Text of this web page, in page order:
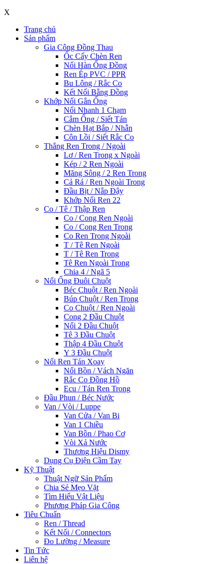
X
Trang chủ
Sản phẩm
Gia Công Đồng Thau
Ốc Cấy Chèn Ren
Nối Hàn Ống Đồng
Ren Ép PVC / PPR
Bu Lông / Rắc Co
Kết Nối Bằng Đồng
Khớp Nối Gắn Ống
Nối Nhanh 1 Chạm
Cắm Ống / Siết Tán
Chèn Hạt Bắp / Nhẫn
Côn Lồi / Siết Rắc Co
Thẳng Ren Trong / Ngoài
Lơ / Ren Trong x Ngoài
Kép / 2 Ren Ngoài
Măng Sông / 2 Ren Trong
Cả Rá / Ren Ngoài Trong
Đầu Bịt / Nắp Đậy
Khớp Nối Ren 22
Co / Tê / Thập Ren
Co / Cong Ren Ngoài
Co / Cong Ren Trong
Co Ren Trong Ngoài
T / Tê Ren Ngoài
T / Tê Ren Trong
Tê Ren Ngoài Trong
Chia 4 / Ngã 5
Nối Ống Đuôi Chuột
Béc Chuột / Ren Ngoài
Búp Chuột / Ren Trong
Co Chuột / Ren Ngoài
Cong 2 Đầu Chuột
Nối 2 Đầu Chuột
Tê 3 Đầu Chuột
Thập 4 Đầu Chuột
Y 3 Đầu Chuột
Nối Ren Tán Xoay
Nối Bồn / Vách Ngăn
Rắc Co Đồng Hồ
Ecu / Tán Ren Trong
Đầu Phun / Béc Nước
Van / Vòi / Luppe
Van Cửa / Van Bi
Van 1 Chiều
Van Bồn / Phao Cơ
Vòi Xả Nước
Thương Hiệu Dismy
Dụng Cụ Điện Cầm Tay
Kỹ Thuật
Thuật Ngữ Sản Phẩm
Chia Sẻ Mẹo Vặt
Tìm Hiểu Vật Liệu
Phương Pháp Gia Công
Tiêu Chuẩn
Ren / Thread
Kết Nối / Connectors
Đo Lường / Measure
Tin Tức
Liên hệ